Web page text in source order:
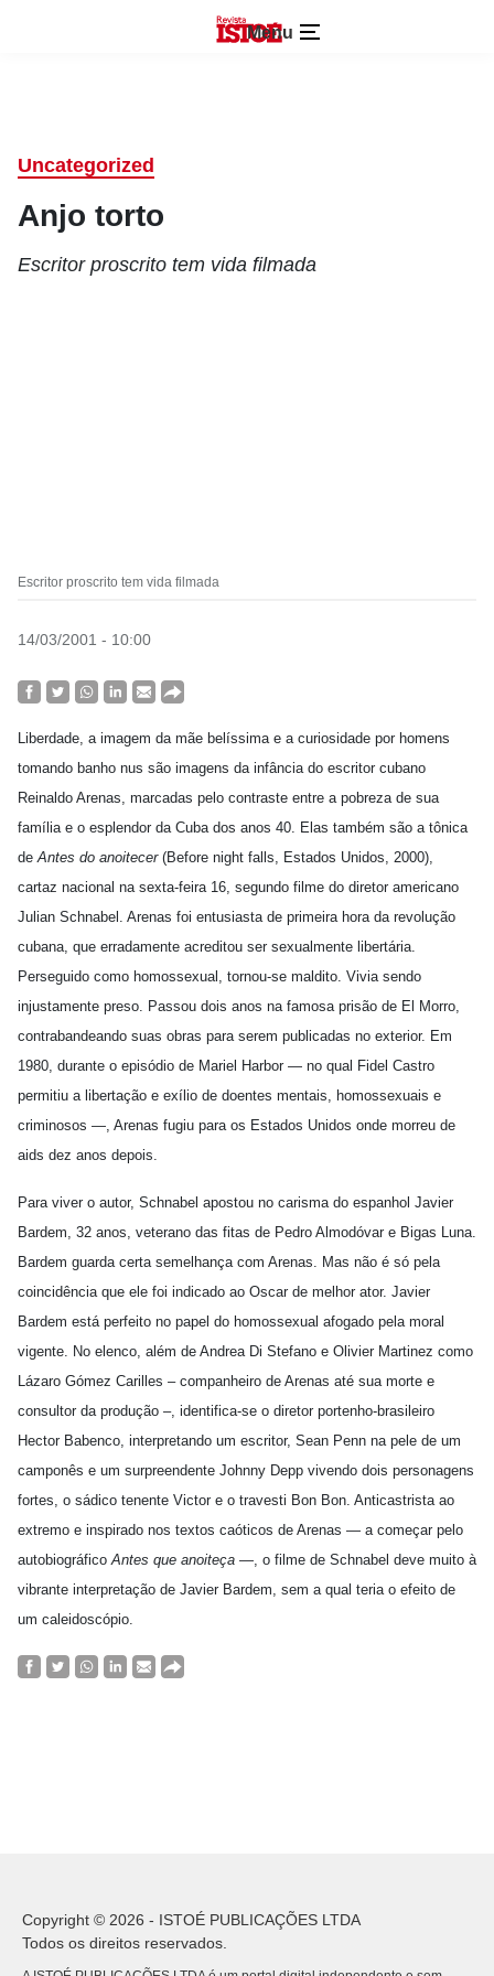
Menu
Uncategorized
Anjo torto
Escritor proscrito tem vida filmada
Escritor proscrito tem vida filmada
14/03/2001 - 10:00
Liberdade, a imagem da mãe belíssima e a curiosidade por homens
tomando banho nus são imagens da infância do escritor cubano
Reinaldo Arenas, marcadas pelo contraste entre a pobreza de sua
família e o esplendor da Cuba dos anos 40. Elas também são a tônica
deAntes do anoitecer(Before night falls, Estados Unidos, 2000),
cartaz nacional na sexta-feira 16, segundo filme do diretor americano
Julian Schnabel. Arenas foi entusiasta de primeira hora da revolução
cubana, que erradamente acreditou ser sexualmente libertária.
Perseguido como homossexual, tornou-se maldito. Vivia sendo
injustamente preso. Passou dois anos na famosa prisão de El Morro,
contrabandeando suas obras para serem publicadas no exterior. Em
1980, durante o episódio de Mariel Harbor — no qual Fidel Castro
permitiu a libertação e exílio de doentes mentais, homossexuais e
criminosos —, Arenas fugiu para os Estados Unidos onde morreu de
aids dez anos depois.
Para viver o autor, Schnabel apostou no carisma do espanhol Javier
Bardem, 32 anos, veterano das fitas de Pedro Almodóvar e Bigas Luna.
Bardem guarda certa semelhança com Arenas. Mas não é só pela
coincidência que ele foi indicado ao Oscar de melhor ator. Javier
Bardem está perfeito no papel do homossexual afogado pela moral
vigente. No elenco, além de Andrea Di Stefano e Olivier Martinez como
Lázaro Gómez Carilles – companheiro de Arenas até sua morte e
consultor da produção –, identifica-se o diretor portenho-brasileiro
Hector Babenco, interpretando um escritor, Sean Penn na pele de um
camponês e um surpreendente Johnny Depp vivendo dois personagens
fortes, o sádico tenente Victor e o travesti Bon Bon. Anticastrista ao
extremo e inspirado nos textos caóticos de Arenas — a começar pelo
autobiográficoAntes que anoiteça —, o filme de Schnabel deve muito à
vibrante interpretação de Javier Bardem, sem a qual teria o efeito de
um caleidoscópio.
Copyright © 2026 - ISTOÉ PUBLICAÇÕES LTDA
Todos os direitos reservados.